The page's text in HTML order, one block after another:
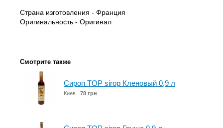
Страна изготовления - Франция
Оригинальность - Оригинал
Смотрите также
Сироп TOP sirop Кленовый 0,9 л
Киев 78 грн